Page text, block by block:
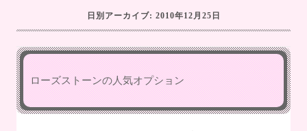
日別アーカイブ: 2010年12月25日
ローズストーンの人気オプション